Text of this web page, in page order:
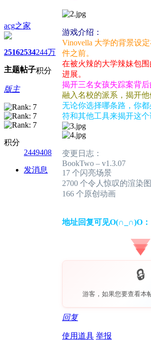
acg之家
2516
主题
2534
帖子
244万
积分
版主
积分
2449408
发消息
游戏介绍：
Vinovella 大学的背景设定
件之前。
在被火辣的大学辣妹包
进展。
揭开三名女孩失踪案背后
融入名校的派系，揭开他
无论你选择哪条路，你
符和其他工具来揭开这个
变更日志：
BookTwo – v1.3.07
17 个闪亮场景
2700 个令人惊叹的渲染图
166 个原创动画
地址回复可见O(∩_∩)O：
游客，如果您要查看本
回复
使用道具 举报